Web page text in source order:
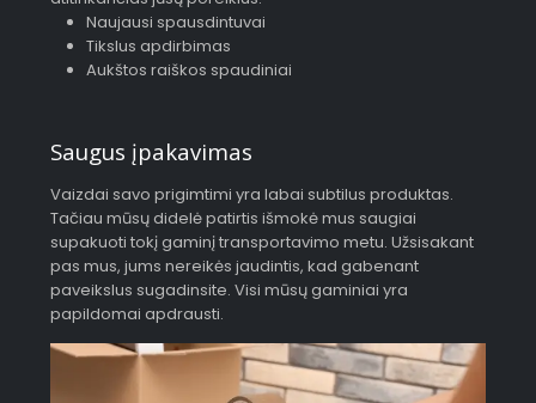
Naujausi spausdintuvai
Tikslus apdirbimas
Aukštos raiškos spaudiniai
Saugus įpakavimas
Vaizdai savo prigimtimi yra labai subtilus produktas.
Tačiau mūsų didelė patirtis išmokė mus saugiai
supakuoti tokį gaminį transportavimo metu. Užsisakant
pas mus, jums nereikės jaudintis, kad gabenant
paveikslus sugadinsite. Visi mūsų gaminiai yra
papildomai apdrausti.